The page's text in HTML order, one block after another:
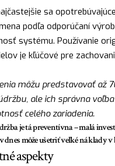
sa
podľa odporúčaní
systému. Používanie
je kľúčové pre
môžu predstavovať až
ale ich správna
celého zariadenia.
je tá preventívna – malá
dnes môže ušetriť veľké náklady v
aspekty